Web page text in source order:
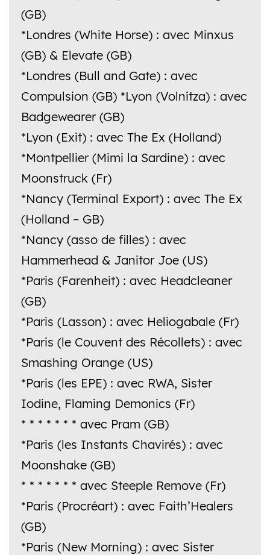
(GB)
*Londres (White Horse) : avec Minxus
(GB) & Elevate (GB)
*Londres (Bull and Gate) : avec
Compulsion (GB) *Lyon (Volnitza) : avec
Badgewearer (GB)
*Lyon (Exit) : avec The Ex (Holland)
*Montpellier (Mimi la Sardine) : avec
Moonstruck (Fr)
*Nancy (Terminal Export) : avec The Ex
(Holland – GB)
*Nancy (asso de filles) : avec
Hammerhead & Janitor Joe (US)
*Paris (Farenheit) : avec Headcleaner
(GB)
*Paris (Lasson) : avec Heliogabale (Fr)
*Paris (le Couvent des Récollets) : avec
Smashing Orange (US)
*Paris (les EPE) : avec RWA, Sister
Iodine, Flaming Demonics (Fr)
* * * * * * * avec Pram (GB)
*Paris (les Instants Chavirés) : avec
Moonshake (GB)
* * * * * * * avec Steeple Remove (Fr)
*Paris (Procréart) : avec Faith’Healers
(GB)
*Paris (New Morning) : avec Sister